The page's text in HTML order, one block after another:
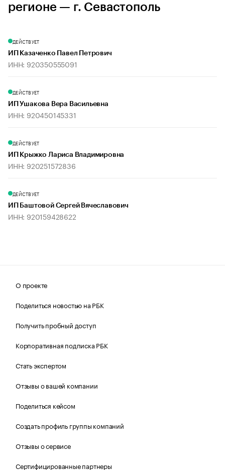
регионе — г. Севастополь
ДЕЙСТВУЕТ
ИП Казаченко Павел Петрович
ИНН: 920350555091
ДЕЙСТВУЕТ
ИП Ушакова Вера Васильевна
ИНН: 920450145331
ДЕЙСТВУЕТ
ИП Крыжко Лариса Владимировна
ИНН: 920251572836
ДЕЙСТВУЕТ
ИП Баштовой Сергей Вячеславович
ИНН: 920159428622
О проекте
Поделиться новостью на РБК
Получить пробный доступ
Корпоративная подписка РБК
Стать экспертом
Отзывы о вашей компании
Поделиться кейсом
Создать профиль группы компаний
Отзывы о сервисе
Сертифицированные партнеры